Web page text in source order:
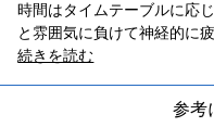
時間はタイムテーブルに応
と雰囲気に負けて神経的に
続きを読む
参考